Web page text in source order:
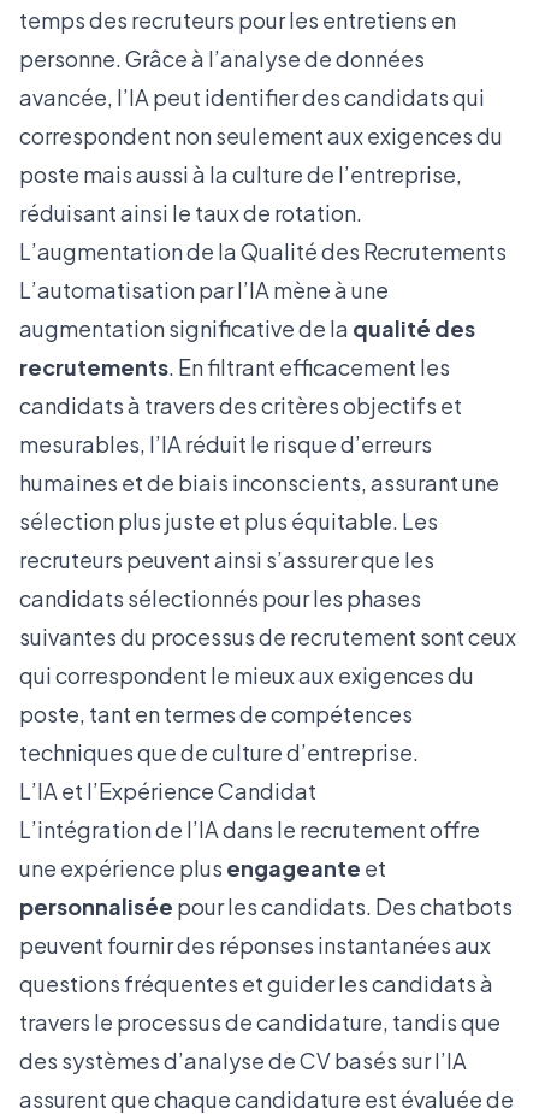
temps des recruteurs pour les entretiens en
personne. Grâce à l’analyse de données
avancée, l’IA peut identifier des candidats qui
correspondent non seulement aux exigences du
poste mais aussi à la culture de l’entreprise,
réduisant ainsi le taux de rotation.
L’augmentation de la Qualité des Recrutements
L’automatisation par l’IA mène à une
augmentation significative de la qualité des
recrutements. En filtrant efficacement les
candidats à travers des critères objectifs et
mesurables, l’IA réduit le risque d’erreurs
humaines et de biais inconscients, assurant une
sélection plus juste et plus équitable. Les
recruteurs peuvent ainsi s’assurer que les
candidats sélectionnés pour les phases
suivantes du processus de recrutement sont ceux
qui correspondent le mieux aux exigences du
poste, tant en termes de compétences
techniques que de culture d’entreprise.
L’IA et l’Expérience Candidat
L’intégration de l’IA dans le recrutement offre
une expérience plus engageante et
personnalisée pour les candidats. Des chatbots
peuvent fournir des réponses instantanées aux
questions fréquentes et guider les candidats à
travers le processus de candidature, tandis que
des systèmes d’analyse de CV basés sur l’IA
assurent que chaque candidature est évaluée de